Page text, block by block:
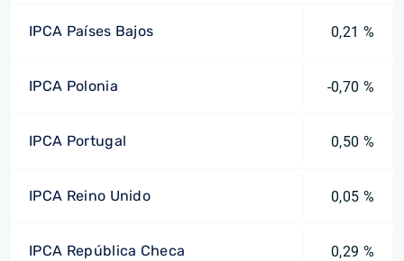
IPCA Países Bajos 0,21 %
IPCA Polonia -0,70 %
IPCA Portugal 0,50 %
IPCA Reino Unido 0,05 %
IPCA República Checa 0,29 %